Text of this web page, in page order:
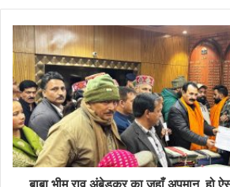
बाबा भीम राव अंबेडकर का जहाँ अपमान हो ऐसा